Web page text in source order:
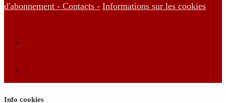
d'abonnement - Contacts - Informations sur les cookies
Info cookies